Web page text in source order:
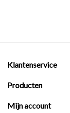
Klantenservice
Producten
Mijn account